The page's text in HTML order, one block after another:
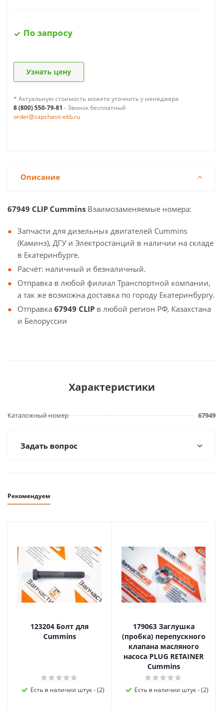
По запросу
Узнать цену
* Актуальную стоимость можете уточнить у менеджера
8 (800) 550-79-81 - Звонок бесплатный
order@zapchasti-ekb.ru
Описание
67949 CLIP Cummins Взаимозаменяемые номера:
Запчасти для дизельных двигателей Cummins
(Каминз), ДГУ и Электростанций в наличии на складе
в Екатеринбурге.
Расчёт: наличный и безналичный.
Отправка в любой филиал Транспортной компании,
а так же возможна доставка по городу Екатеринбургу.
Отправка 67949 CLIP в любой регион РФ, Казахстана
и Белоруссии
Характеристики
Каталожный номер 67949
Задать вопрос
Рекомендуем
123204 Болт для
Cummins
Есть в наличии штук - (2)
179063 Заглушка
(пробка) перепускного
клапана масляного
насоса PLUG RETAINER
Cummins
Есть в наличии штук - (2)